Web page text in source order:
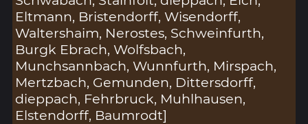
Eltmann, Bristendorff, Wisendorff,
Waltershaim, Nerostes, Schweinfurth,
Burgk Ebrach, Wolfsbach,
Munchsannbach, Wunnfurth, Mirspach,
Mertzbach, Gemunden, Dittersdorff,
dieppach, Fehrbruck, Muhlhausen,
Elstendorff, Baumrodt]